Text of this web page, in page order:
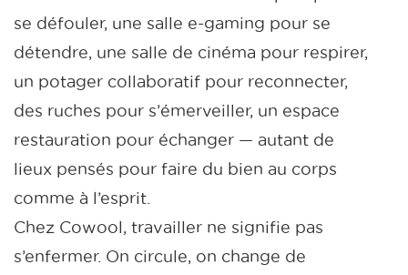
se défouler, une salle e-gaming pour se
détendre, une salle de cinéma pour respirer,
un potager collaboratif pour reconnecter,
des ruches pour s’émerveiller, un espace
restauration pour échanger — autant de
lieux pensés pour faire du bien au corps
comme à l’esprit.
Chez Cowool, travailler ne signifie pas
s’enfermer. On circule, on change de